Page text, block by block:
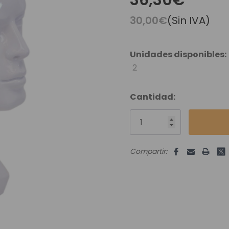
Envíos Y Devoluciones
Catálogo
30,00€(Sin IVA)
Unidades disponibles:
2
Cantidad:
Compartir: